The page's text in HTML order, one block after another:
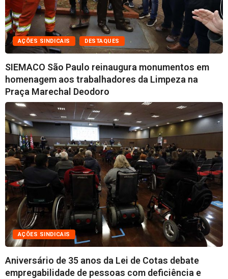
AÇÕES SINDICAIS DESTAQUES
SIEMACO São Paulo reinaugura monumentos em
homenagem aos trabalhadores da Limpeza na
Praça Marechal Deodoro
AÇÕES SINDICAIS
Aniversário de 35 anos da Lei de Cotas debate
empregabilidade de pessoas com deficiência e